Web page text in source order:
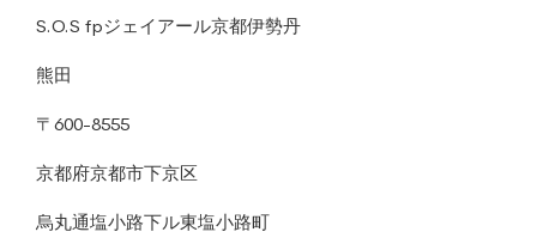
S.O.S fpジェイアール京都伊勢丹
熊田
〒600-8555
京都府京都市下京区
烏丸通塩小路下ル東塩小路町